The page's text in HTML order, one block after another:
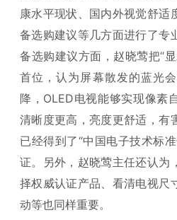
康水平现状、国内外视觉舒适
备选购建议等几方面进行了专
备选购建议方面，赵晓莺把“
首位，认为屏幕散发的蓝光
降，OLED电视能够实现像素
清晰度更高，亮度更舒适，有
已经得到了“中国电子技术标
证。另外，赵晓莺主任还认为
择权威认证产品、看清电视尺
动等也同样重要。